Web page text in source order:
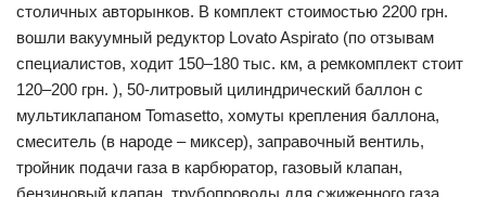
столичных авторынков. В комплект стоимостью 2200 грн.
вошли вакуумный редуктор Lovato Aspirato (по отзывам
специалистов, ходит 150–180 тыс. км, а ремкомплект стоит
120–200 грн. ), 50-литровый цилиндрический баллон с
мультиклапаном Tomasetto, хомуты крепления баллона,
смеситель (в народе – миксер), заправочный вентиль,
тройник подачи газа в карбюратор, газовый клапан,